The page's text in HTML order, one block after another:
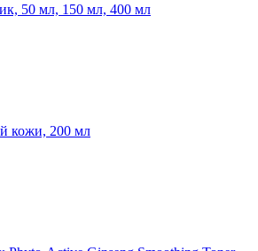
50 мл, 150 мл, 400 мл
кожи, 200 мл